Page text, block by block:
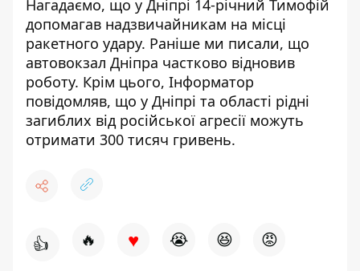
Нагадаємо, що у Дніпрі 14-річний Тимофій
допомагав надзвичайникам на місці
ракетного удару. Раніше ми писали, що
автовокзал Дніпра частково відновив
роботу. Крім цього, Інформатор
повідомляв, що у Дніпрі та області рідні
загиблих від російської агресії можуть
отримати 300 тисяч гривень.
👍 🔥 ♥ 😭 😆 😡